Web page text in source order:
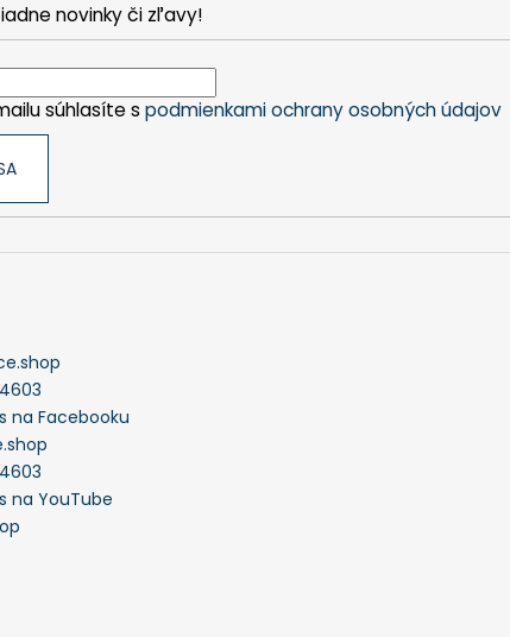
novinky či zľavy!
súhlasíte s podmienkami ochrany osobných údajov
na Facebooku
na YouTube